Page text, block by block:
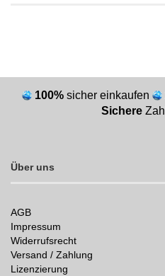
100% sicher einkaufen
Sichere
Über uns
AGB
Impressum
Widerrufsrecht
Versand / Zahlung
Lizenzierung